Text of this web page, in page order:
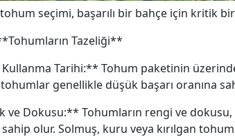
tohum seçimi, başarılı bir bahçe için kritik
Tazeliği**
Tarihi:** Tohum paketinin
genellikle düşük başarı oranına
ve Dokusu:** Tohumların rengi ve
olur. Solmuş, kuru veya kırılgan